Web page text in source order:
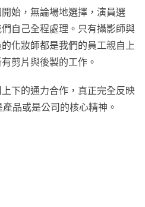
始，無論場地選擇，演員選
自己全程處理。只有攝影師與
化妝師都是我們的員工親自上
剪片與後製的工作。
下的通力合作，真正完全反映
品或是公司的核心精神。